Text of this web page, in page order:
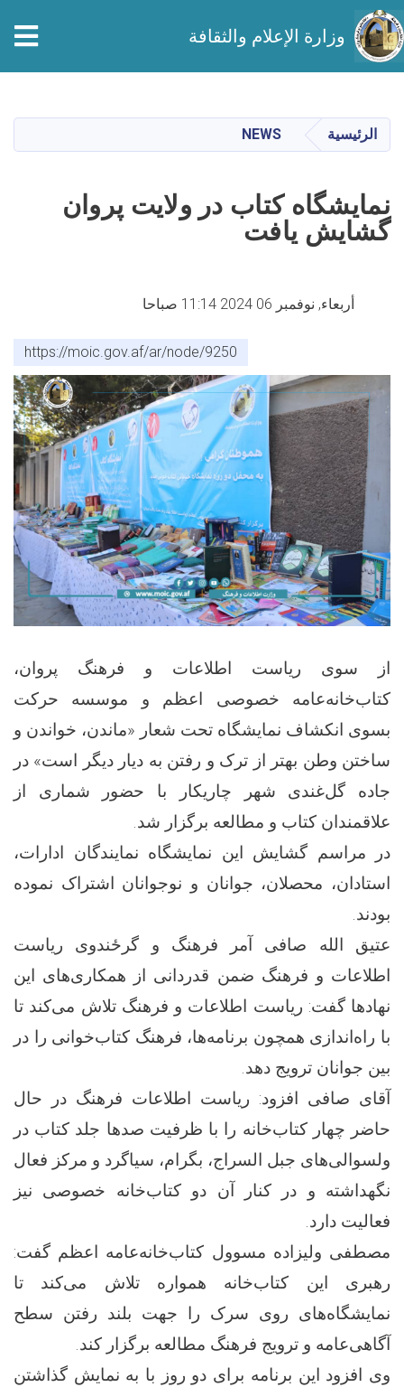
الرئيسي
وزارة الإعلام والثقافة
الرئيسية NEWS
نمایشگاه کتاب در ولایت پروان
گشایش یافت
أربعاء, نوفمبر 06 2024 11:14 صباحا
https://moic.gov.af/ar/node/9250
از سوی ریاست اطلاعات و فرهنگ پروان،
کتاب‌خانه‌عامه خصوصی اعظم و موسسه‌ حرکت
بسوی انکشاف نمایشگاه تحت شعار «ماندن، خواندن و
ساختن وطن بهتر از ترک و رفتن به دیار دیگر است» در
جاده گل‌غندی شهر چاریکار با حضور شماری از
علاقمندان کتاب و مطالعه برگزار شد.
در مراسم گشایش این نمایشگاه نمایندگان ادارات،
استادان، محصلان، جوانان و نوجوانان اشتراک نموده
بودند.
عتیق الله صافی آمر فرهنگ و گرځندوی ریاست
اطلاعات و فرهنگ ضمن قدردانی از همکاری‌های این
نهادها گفت: ریاست اطلاعات و فرهنگ تلاش می‌کند تا
با راه‌اندازی همچون برنامه‌ها، فرهنگ کتاب‌خوانی را در
بین جوانان ترویج دهد.
آقای صافی افزود: ریاست اطلاعات فرهنگ در حال
حاضر چهار کتاب‌خانه را با ظرفیت صدها جلد کتاب در
ولسوالی‌های جبل السراج، بگرام، سیاگرد و مرکز فعال
نگهداشته و در کنار آن دو کتاب‌خانه خصوصی نیز
فعالیت دارد.
مصطفی ولیزاده مسوول کتاب‌خانه‌عامه اعظم گفت:
رهبری این کتاب‌خانه همواره تلاش می‌کند تا
نمایشگاه‌های روی سرک را جهت بلند رفتن سطح
آگاهی‌عامه و ترویج فرهنگ مطالعه برگزار کند.
وی افزود این برنامه برای دو روز با به نمایش گذاشتن